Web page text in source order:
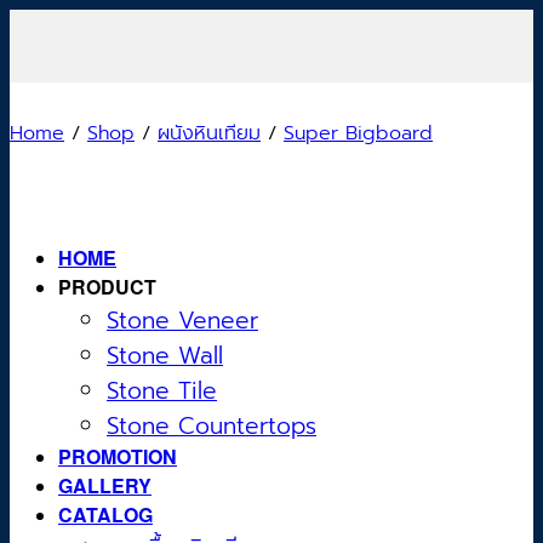
HOME
PRODUCT
Stone Veneer
Stone Wall
Stone Tile
Stone Countertops
PROMOTION
GALLERY
CATALOG
Home / Shop / ผนังหินเทียม / Super Bigboard